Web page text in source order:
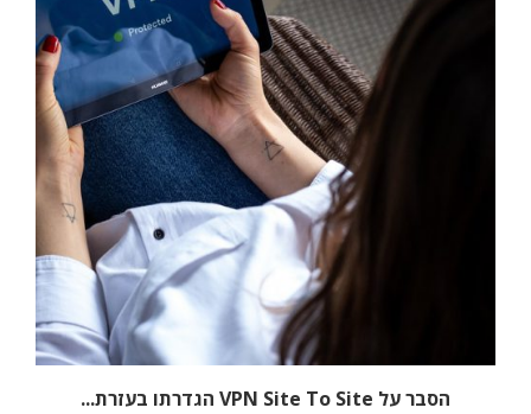
הסבר על VPN Site To Site הגדרתו בעזרת...